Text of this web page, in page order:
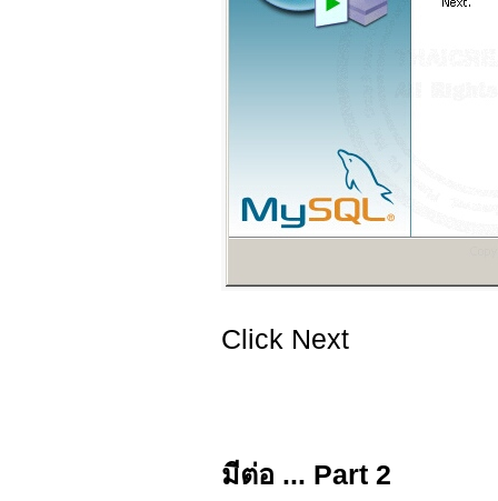
Click Next
มีต่อ ... Part 2